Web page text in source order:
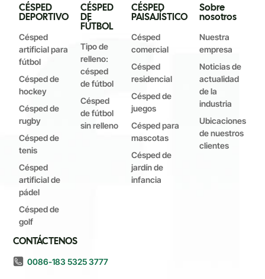
CÉSPED
DEPORTIVO
Césped
artificial para
fútbol
Césped de
hockey
Césped de
rugby
Césped de
tenis
Césped
artificial de
pádel
Césped de
golf
CÉSPED
DE
FÚTBOL
Tipo de
relleno:
césped
de fútbol
Césped
de fútbol
sin relleno
CÉSPED
PAISAJÍSTICO
Césped
comercial
Césped
residencial
Césped de
juegos
Césped para
mascotas
Césped de
jardín de
infancia
Sobre
nosotros
Nuestra
empresa
Noticias de
actualidad
de la
industria
Ubicaciones
de nuestros
clientes
CONTÁCTENOS
0086-183 5325 3777